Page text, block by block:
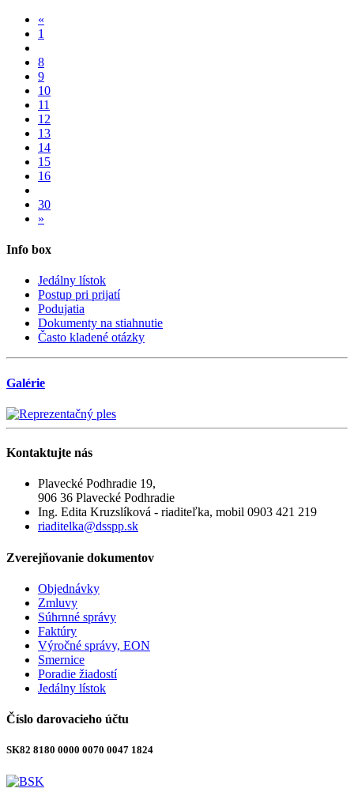
«
1
8
9
10
11
12
13
14
15
16
30
»
Info box
Jedálny lístok
Postup pri prijatí
Podujatia
Dokumenty na stiahnutie
Často kladené otázky
Galérie
Kontaktujte nás
Plavecké Podhradie 19,
906 36 Plavecké Podhradie
Ing. Edita Kruzslíková - riaditeľka, mobil 0903 421 219
riaditelka@dsspp.sk
Zverejňovanie dokumentov
Objednávky
Zmluvy
Súhrnné správy
Faktúry
Výročné správy, EON
Smernice
Poradie žiadostí
Jedálny lístok
Číslo darovacieho účtu
SK82 8180 0000 0070 0047 1824